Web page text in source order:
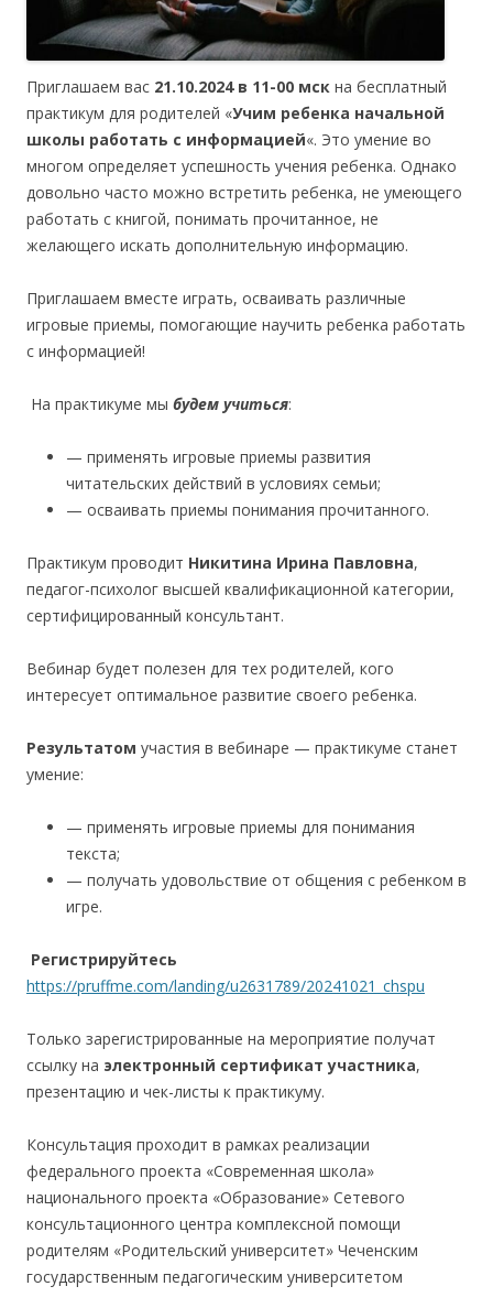
Приглашаем вас 21.10.2024 в 11-00 мск на бесплатный
практикум для родителей «Учим ребенка начальной
школы работать с информацией«. Это умение во
многом определяет успешность учения ребенка. Однако
довольно часто можно встретить ребенка, не умеющего
работать с книгой, понимать прочитанное, не
желающего искать дополнительную информацию.
Приглашаем вместе играть, осваивать различные
игровые приемы, помогающие научить ребенка работать
с информацией!
На практикуме мы будем учиться:
— применять игровые приемы развития
читательских действий в условиях семьи;
— осваивать приемы понимания прочитанного.
Практикум проводит Никитина Ирина Павловна,
педагог-психолог высшей квалификационной категории,
сертифицированный консультант.
Вебинар будет полезен для тех родителей, кого
интересует оптимальное развитие своего ребенка.
Результатом участия в вебинаре — практикуме станет
умение:
— применять игровые приемы для понимания
текста;
— получать удовольствие от общения с ребенком в
игре.
Регистрируйтесь
https://pruffme.com/landing/u2631789/20241021_chspu
Только зарегистрированные на мероприятие получат
ссылку на электронный сертификат участника,
презентацию и чек-листы к практикуму.
Консультация проходит в рамках реализации
федерального проекта «Современная школа»
национального проекта «Образование» Сетевого
консультационного центра комплексной помощи
родителям «Родительский университет» Чеченским
государственным педагогическим университетом